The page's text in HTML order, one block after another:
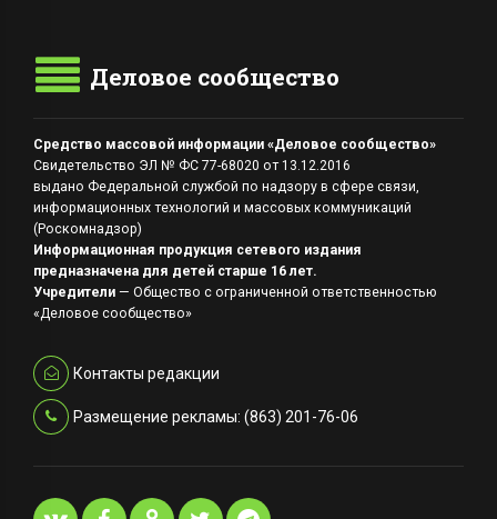
Деловое сообщество
Средство массовой информации «Деловое сообщество»
Свидетельство ЭЛ № ФС 77-68020 от 13.12.2016
выдано Федеральной службой по надзору в сфере связи,
информационных технологий и массовых коммуникаций
(Роскомнадзор)
Информационная продукция сетевого издания
предназначена для детей старше 16 лет.
Учредители — Общество с ограниченной ответственностью
«Деловое сообщество»
Контакты редакции
Размещение рекламы: (863) 201-76-06